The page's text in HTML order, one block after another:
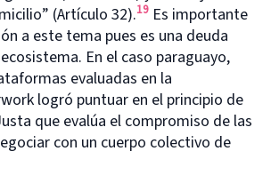
(Artículo 32).19 Es importante
a este tema pues es una deuda
En el caso paraguayo,
evaluadas en la
logró puntuar en el principio de
que evalúa el compromiso de las
con un cuerpo colectivo de